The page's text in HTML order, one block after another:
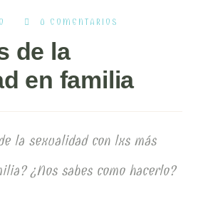
0 COMENTARIOS
de la
en familia
la sexualidad con lxs más
¿Nos sabes como hacerlo?